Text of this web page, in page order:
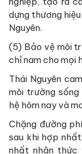
dựng thương
Nguyên.
(5) Bảo vệ môi
chỉ nam cho mọi
Thái Nguyên
môi trường
hệ hôm nay và
Chặng đường
sau khi hợp
nhất nhận thức